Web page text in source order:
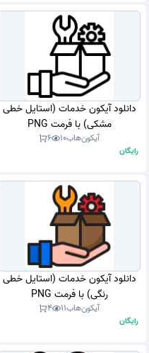
دانلود آیکون خدمات (استایل خطی
مشکی) با فرمت PNG
آیکون‌هاب10
6
رایگان
دانلود آیکون خدمات (استایل خطی
رنگی) با فرمت PNG
آیکون‌هاب11
4
رایگان